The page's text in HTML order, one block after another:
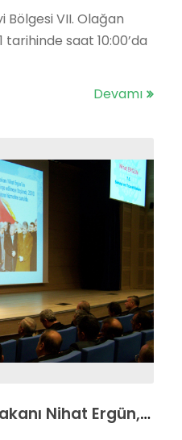
Bölgesi VII. Olağan
saat 10:00’da
Devamı
Sanayi ve Ticaret Bakanı Nihat Ergün, ocak 2010’da temelini attığı Başkent OSB’nin idari binasının açılışını da yaptı.